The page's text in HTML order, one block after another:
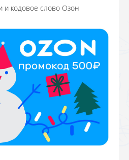
и кодовое слово Озон